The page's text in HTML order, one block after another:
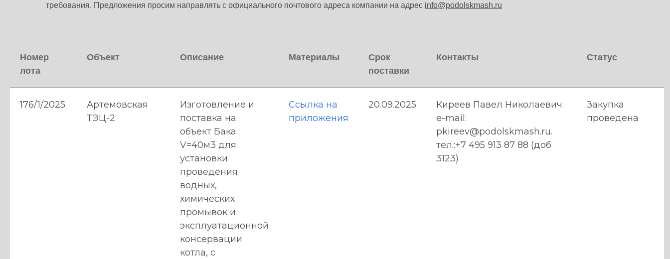
требования. Предложения просим направлять с официального почтового адреса компании на адрес info@podolskmash.ru
Номер
лота
Объект Описание Материалы
Срок
поставки
Контакты Статус
176/1/2025
Артемовская
ТЭЦ-2
Изготовление и
поставка на
объект Бака
V=40м3 для
установки
проведения
водных,
химических
промывок и
эксплуатационной
консервации
котла, с
Ссылка на
приложения
20.09.2025
Киреев Павел Николаевич.
e-mail:
pkireev@podolskmash.ru.
тел.:+7 495 913 87 88 (доб
3123)
Закупка
проведена